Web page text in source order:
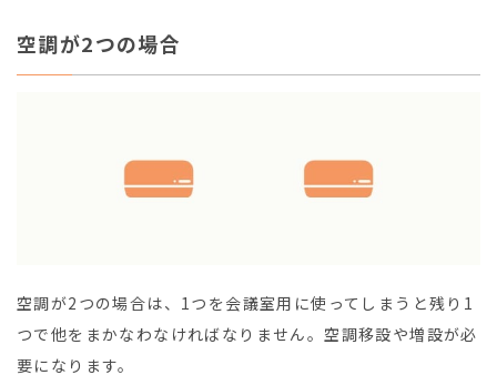
空調が2つの場合
空調が2つの場合は、1つを会議室用に使ってしまうと残り1
つで他をまかなわなければなりません。空調移設や増設が必
要になります。